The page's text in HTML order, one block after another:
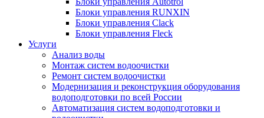
Блоки управления RUNXIN
Блоки управления Clack
Блоки управления Fleck
Услуги
Анализ воды
Монтаж систем водоочистки
Ремонт систем водоочистки
Модернизация и реконструкция оборудования
водоподготовки по всей России
Автоматизация систем водоподготовки и